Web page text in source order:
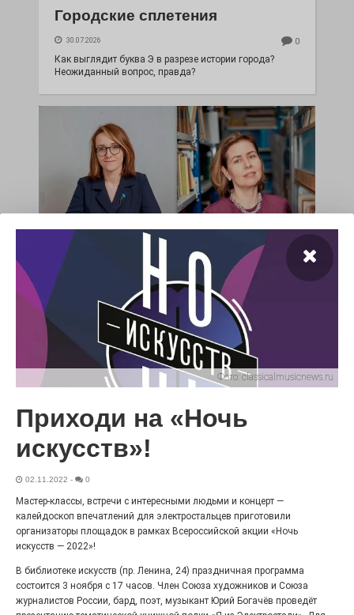
Городские сплетения
30.07.2026 0
Как выглядит буква Э в разрезе истории города?
Неожиданный вопрос, правда?
С любовью к истории,
литературе и детям
Электросталь давно зарекомендовала себя
флагманом образования. В очередной раз этот статус
подтвердили наши педагоги.
Чувство Родины — одно на
всех
Фото: classicalmusicnews.ru
Приходи на «Ночь
искусств»!
02.11.2022 - 0
Мастер-классы, встречи с интересными людьми и концерт —
калейдоскоп впечатлений для электростальцев приготовили
организаторы площадок в рамках Всероссийской акции «Ночь
искусств — 2022»!
В библиотеке искусств (пр. Ленина, 24) праздничная программа
состоится 3 ноября с 17 часов. Член Союза художников и Союза
журналистов России, бард, поэт, музыкант Юрий Богачёв проведёт